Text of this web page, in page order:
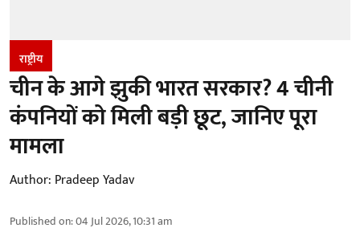
राष्ट्रीय
चीन के आगे झुकी भारत सरकार? 4 चीनी
कंपनियों को मिली बड़ी छूट, जानिए पूरा
मामला
Author: Pradeep Yadav
Published on:04 Jul 2026, 10:31 am